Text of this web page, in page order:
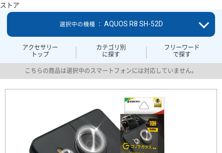
ストア
アクセサリー
トップ
カテゴリ別
に探す
フリーワード
で探す
選択中の機種 ： AQUOS R8 SH-52D
こちらの商品は選択中のスマートフォンには対応していません。